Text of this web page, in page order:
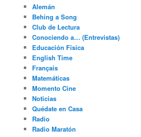
Alemán
Behing a Song
Club de Lectura
Conociendo a… (Entrevistas)
Educación Física
English Time
Français
Matemáticas
Momento Cine
Noticias
Quédate en Casa
Radio
Radio Maratón